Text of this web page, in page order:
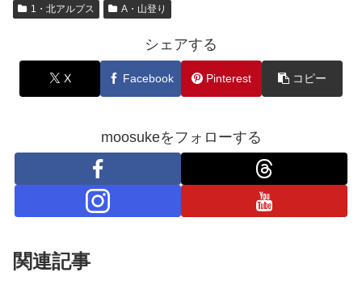
1・北アルプス A・山登り
シェアする
X Facebook Pinterest コピー
moosukeをフォローする
関連記事